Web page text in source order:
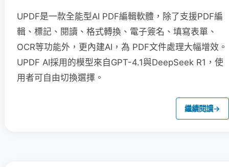
UPDF是一款全能型AI PDF編輯軟體，除了支援PDF編
輯、標記、閱讀、格式轉換、電子簽名、填寫表單、
OCR等功能外，更內建AI，為 PDF文件處理大幅增效。
UPDF AI採用的模型來自GPT-4.1與DeepSeek R1，使
用者可自由切換選擇。
繼續閱讀→